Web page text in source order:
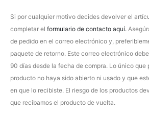
Si por cualquier motivo decides devolver el
completar el formulario de contacto aquí.
de pedido en el correo electrónico y,
paquete de retorno. Este correo electrónico
90 días desde la fecha de compra. Lo único que
producto no haya sido abierto ni usado y que
en que lo recibiste. El riesgo de los productos
que recibamos el producto de vuelta.